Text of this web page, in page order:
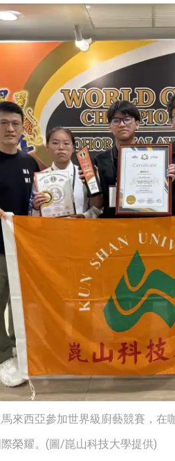
來西亞參加世界級廚藝競賽，
榮耀。(圖/崑山科技大學提供)